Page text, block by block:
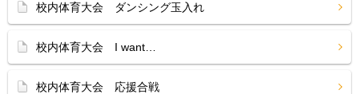
校内体育大会 ダンシング玉入れ
校内体育大会 I want…
校内体育大会 応援合戦